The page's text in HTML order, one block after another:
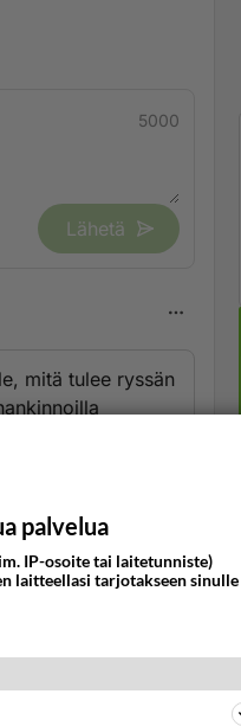
5000
Lähetä
mitä tulee ryssän
palvelua
IP-osoite tai laitetunniste)
laitteellasi tarjotakseen sinulle